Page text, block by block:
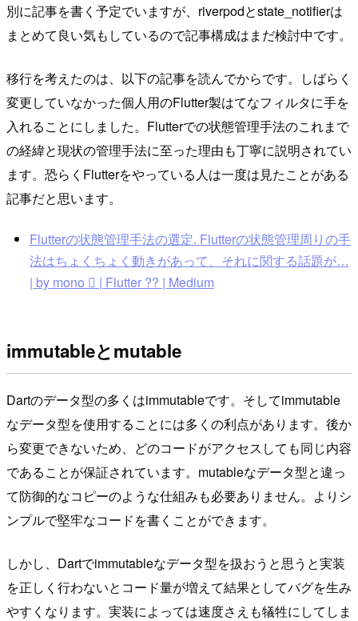
別に記事を書く予定でいますが、riverpodとstate_notifierは
まとめて良い気もしているので記事構成はまだ検討中です。
移行を考えたのは、以下の記事を読んでからです。しばらく
変更していなかった個人用のFlutter製はてなフィルタに手を
入れることにしました。Flutterでの状態管理手法のこれまで
の経緯と現状の管理手法に至った理由も丁寧に説明されてい
ます。恐らくFlutterをやっている人は一度は見たことがある
記事だと思います。
Flutterの状態管理手法の選定. Flutterの状態管理周りの手
法はちょくちょく動きがあって、それに関する話題が…
| by mono  | Flutter ?? | Medium
immutableとmutable
Dartのデータ型の多くはimmutableです。そしてimmutable
なデータ型を使用することには多くの利点があります。後か
ら変更できないため、どのコードがアクセスしても同じ内容
であることが保証されています。mutableなデータ型と違っ
て防御的なコピーのような仕組みも必要ありません。よりシ
ンプルで堅牢なコードを書くことができます。
しかし、Dartでimmutableなデータ型を扱おうと思うと実装
を正しく行わないとコード量が増えて結果としてバグを生み
やすくなります。実装によっては速度さえも犠牲にしてしま